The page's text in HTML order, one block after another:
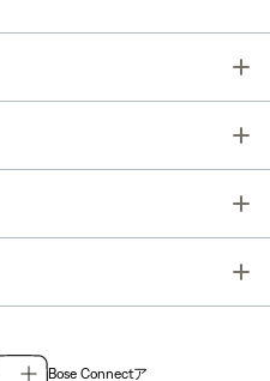
Bose Connectア